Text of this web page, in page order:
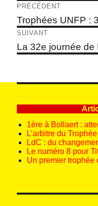
Navigation
de
l’article
PRÉCÉDENT
Article
précédent :
Trophées UNFP :
SUIVANT
Article
suivant :
La 32e journée de
1ère à Bollaert :
L’arbitre du
LdC : du
Le numéro 8 pour
Un premier trophée